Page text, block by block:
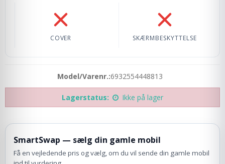
COVER SKÆRMBESKYTTELSE
Model/Varenr.:6932554448813
Lagerstatus: Ikke på lager
SmartSwap — sælg din gamle mobil
Få en vejledende pris og vælg, om du vil sende din gamle mobil